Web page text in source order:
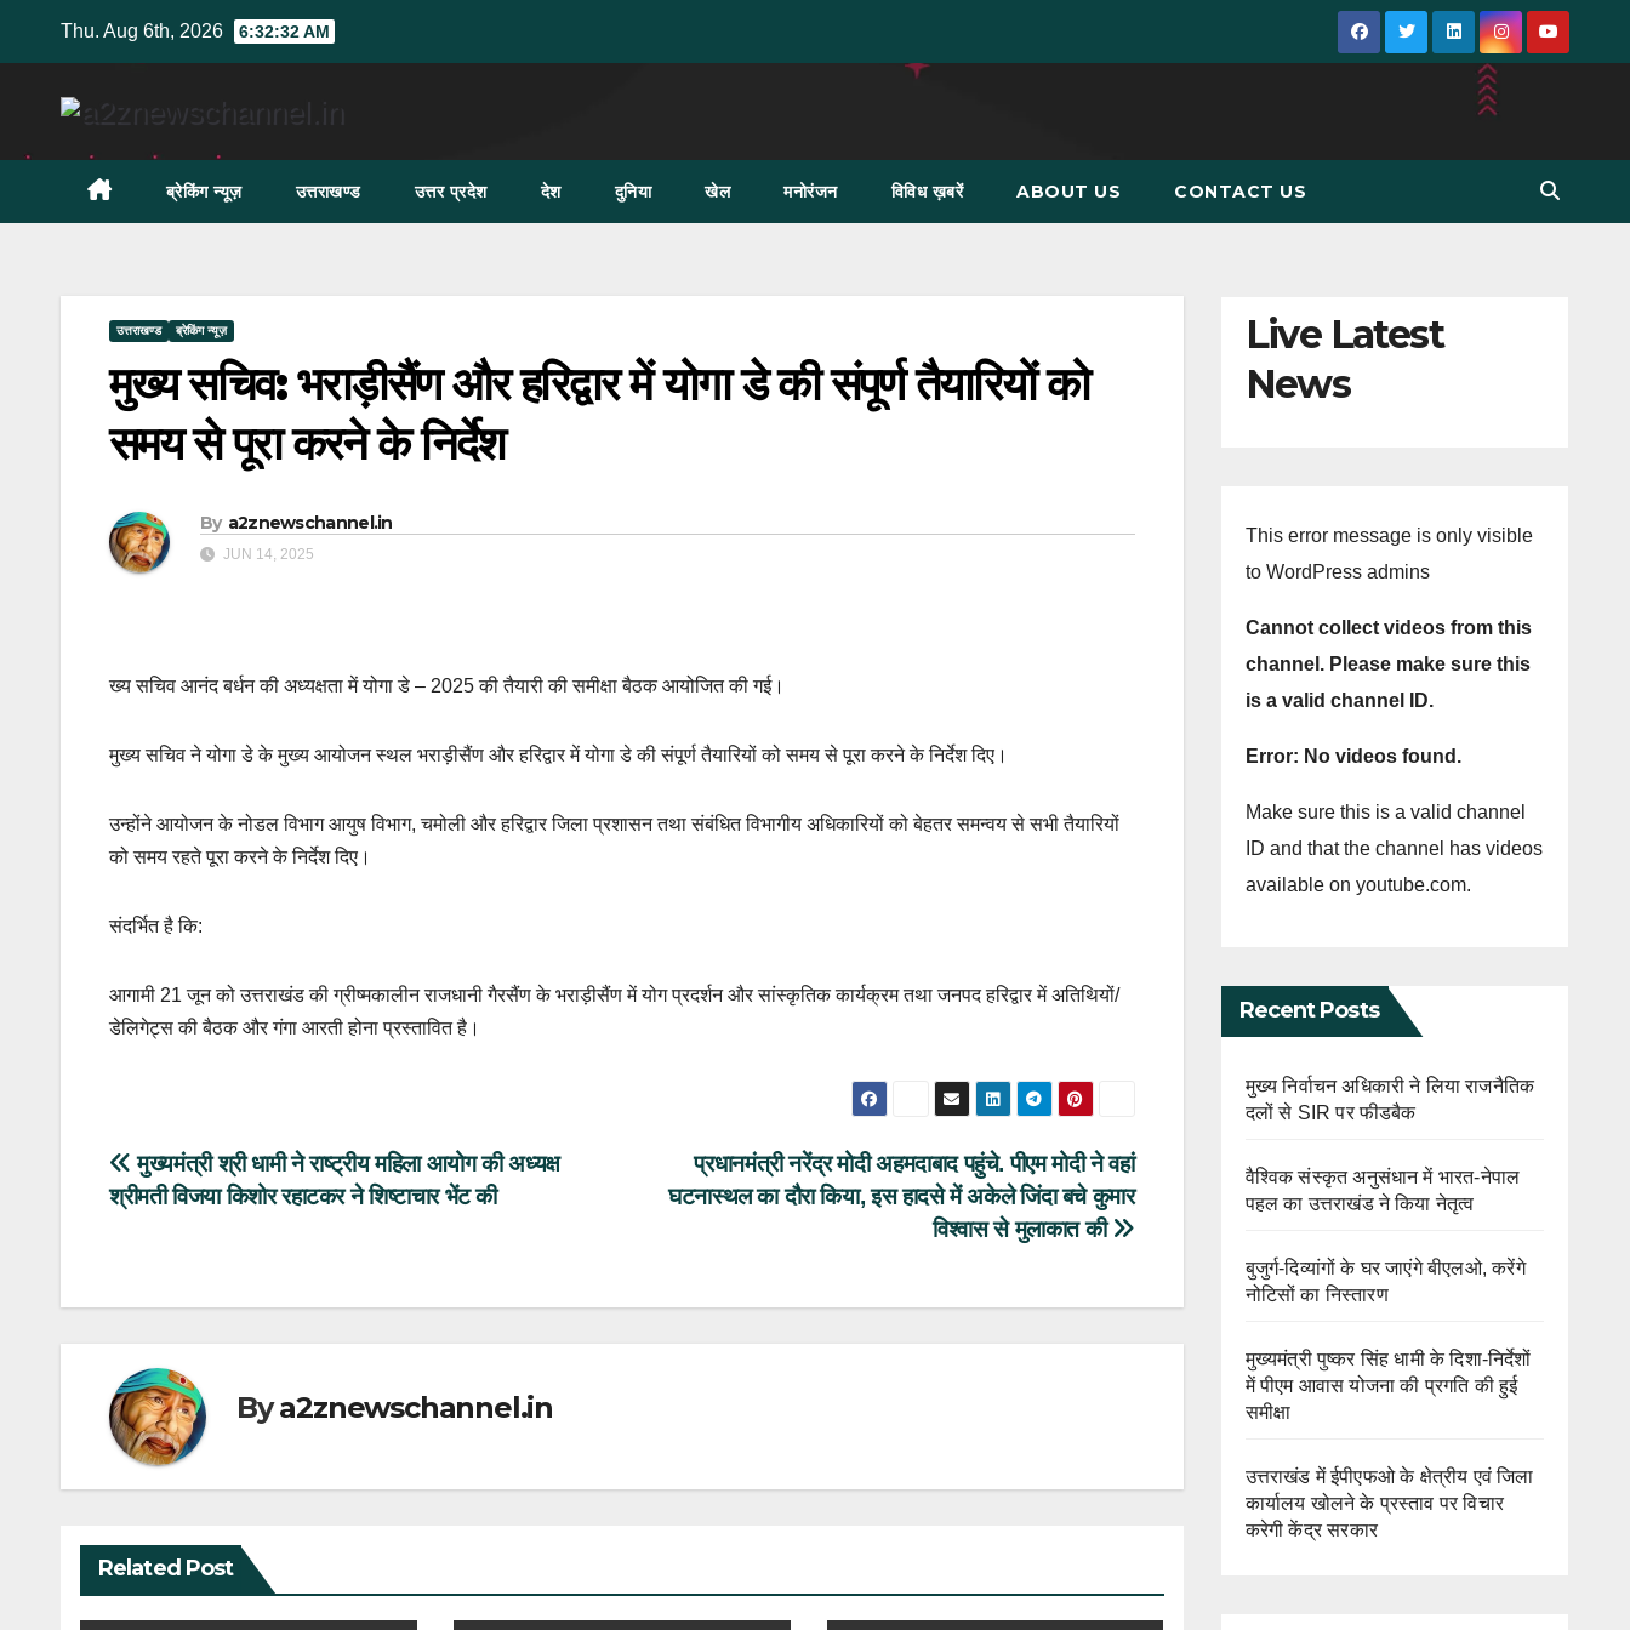
Thu. Aug 6th, 2026 6:32:33 AM
ब्रेकिंग न्यूज़ उत्तराखण्ड उत्तर प्रदेश देश दुनिया खेल मनोरंजन विविध ख़बरें ABOUT US CONTACT US
उत्तराखण्ड ब्रेकिंग न्यूज़
मुख्य सचिव: भराड़ीसैंण और हरिद्वार में योगा डे की संपूर्ण तैयारियों को
समय से पूरा करने के निर्देश
By a2znewschannel.in
JUN 14, 2025
ख्य सचिव आनंद बर्धन की अध्यक्षता में योगा डे – 2025 की तैयारी की समीक्षा बैठक आयोजित की गई।
मुख्य सचिव ने योगा डे के मुख्य आयोजन स्थल भराड़ीसैंण और हरिद्वार में योगा डे की संपूर्ण तैयारियों को समय से पूरा करने के निर्देश दिए।
उन्होंने आयोजन के नोडल विभाग आयुष विभाग, चमोली और हरिद्वार जिला प्रशासन तथा संबंधित विभागीय अधिकारियों को बेहतर समन्वय से सभी तैयारियों
को समय रहते पूरा करने के निर्देश दिए।
संदर्भित है कि:
आगामी 21 जून को उत्तराखंड की ग्रीष्मकालीन राजधानी गैरसैंण के भराड़ीसैंण में योग प्रदर्शन और सांस्कृतिक कार्यक्रम तथा जनपद हरिद्वार में अतिथियों/
डेलिगेट्स की बैठक और गंगा आरती होना प्रस्तावित है।
Post
navigation
प्रधानमंत्री नरेंद्र मोदी अहमदाबाद पहुंचे. पीएम मोदी ने वहां
घटनास्थल का दौरा किया, इस हादसे में अकेले जिंदा बचे कुमार
विश्वास से मुलाकात की
मुख्यमंत्री श्री धामी ने राष्ट्रीय महिला आयोग की अध्यक्ष
श्रीमती विजया किशोर रहाटकर ने शिष्टाचार भेंट की
Bya2znewschannel.in
Related Post
Live Latest
News
This error message is only visible
to WordPress admins
Cannot collect videos from this
channel. Please make sure this
is a valid channel ID.
Error: No videos found.
Make sure this is a valid channel
ID and that the channel has videos
available on youtube.com.
Recent Posts
मुख्य निर्वाचन अधिकारी ने लिया राजनैतिक
दलों से SIR पर फीडबैक
वैश्विक संस्कृत अनुसंधान में भारत-नेपाल
पहल का उत्तराखंड ने किया नेतृत्व
बुजुर्ग-दिव्यांगों के घर जाएंगे बीएलओ, करेंगे
नोटिसों का निस्तारण
मुख्यमंत्री पुष्कर सिंह धामी के दिशा-निर्देशों
में पीएम आवास योजना की प्रगति की हुई
समीक्षा
उत्तराखंड में ईपीएफओ के क्षेत्रीय एवं जिला
कार्यालय खोलने के प्रस्ताव पर विचार
करेगी केंद्र सरकार